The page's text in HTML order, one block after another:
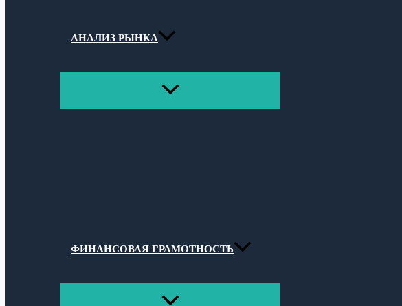
АНАЛИЗ РЫНКА
ПЕРЕКЛЮЧАТЕЛЬ
ФИНАНСОВАЯ ГРАМОТНОСТЬ
ПЕРЕКЛЮЧАТЕЛЬ